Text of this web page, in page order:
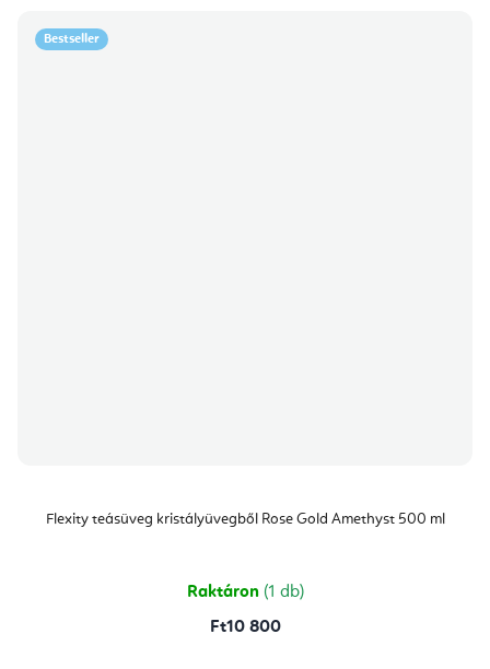
Bestseller
Flexity teásüveg kristályüvegből Rose Gold Amethyst 500 ml
Raktáron (1 db)
Ft10 800